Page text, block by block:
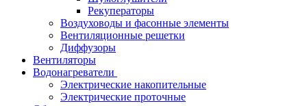
Рекуператоры
Воздуховоды и фасонные элементы
Вентиляционные решетки
Диффузоры
Вентиляторы
Водонагреватели
Электрические накопительные
Электрические проточные